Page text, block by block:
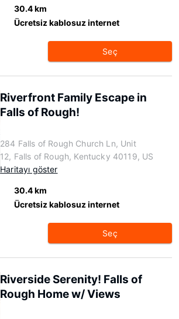
30.4 km
Ücretsiz kablosuz internet
Seç
Riverfront Family Escape in
Falls of Rough!
284 Falls of Rough Church Ln, Unit
12, Falls of Rough, Kentucky 40119, US
Haritayı göster
30.4 km
Ücretsiz kablosuz internet
Seç
Riverside Serenity! Falls of
Rough Home w/ Views